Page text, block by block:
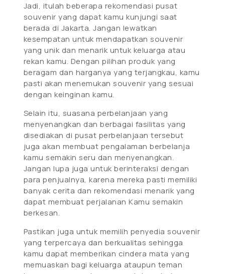
Jadi, itulah beberapa rekomendasi pusat
souvenir yang dapat kamu kunjungi saat
berada di Jakarta. Jangan lewatkan
kesempatan untuk mendapatkan souvenir
yang unik dan menarik untuk keluarga atau
rekan kamu. Dengan pilihan produk yang
beragam dan harganya yang terjangkau, kamu
pasti akan menemukan souvenir yang sesuai
dengan keinginan kamu.
Selain itu, suasana perbelanjaan yang
menyenangkan dan berbagai fasilitas yang
disediakan di pusat perbelanjaan tersebut
juga akan membuat pengalaman berbelanja
kamu semakin seru dan menyenangkan.
Jangan lupa juga untuk berinteraksi dengan
para penjualnya, karena mereka pasti memiliki
banyak cerita dan rekomendasi menarik yang
dapat membuat perjalanan Kamu semakin
berkesan.
Pastikan juga untuk memilih penyedia souvenir
yang terpercaya dan berkualitas sehingga
kamu dapat memberikan cindera mata yang
memuaskan bagi keluarga ataupun teman